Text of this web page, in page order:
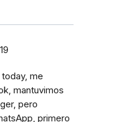
me
mantuvimos
pero
primero